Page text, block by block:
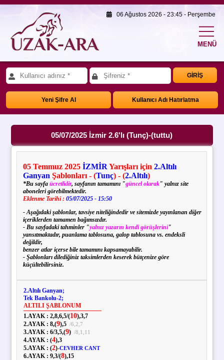
06 Ağustos 2026 - 23:45 - Perşembe
MENÜ
GİRİŞ
Yeni Şifre Al Kullanıcı Adı Hatırlatma
05/07/2025 İzmir 2.6'lı (Tunç)-(tuttu)
05Temmuz 2025İZMİR Yarışları için2.Altılı
Ganyan Şablonları - (Tunç) - (2.Altılı)
*Bu sayfaücretlidir, sayfanın tamamını "güncel olarak" yalnız site
aboneleri görebilmektedir.
Eklenme Tarihi : 05/07/2025 - 15:50
- Aşağıdaki şablonlar, tavsiye niteliğindedir ve sitemizde yayınlanan diğer
içeriklerden tamamen bağımsızdır.
- Bu sayfadaki tahminler "yalnız yazarın kendi görüşlerini"
yansıtmaktadır, puanlama tablosuna, galop tablosuna vs. endeksli
değildir,
benzer atlar içerse bile tamamını kapsamayabilir.
- Şablonları dilediğiniz taksimlerden keserek bütçenize göre
küçültebilirsiniz.
2.Altılı Ganyan;
Tek Bankolu-2;
ALTILI ŞABLONUM
1.AYAK : 2,8,6,5/(10),3,7
2.AYAK : 8,(9),5/6, 2, 7
3.AYAK : 6/3,5,(9)/8, 1, 11
4.AYAK : (4),3
5.AYAK : (2)-CEVHER CANT
6.AYAK : 9,3/(8),15